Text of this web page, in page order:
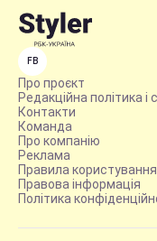
FB
Про проєкт
Редакційна політика і
Контакти
Команда
Про компанію
Реклама
Правила користування
Правова інформація
Політика